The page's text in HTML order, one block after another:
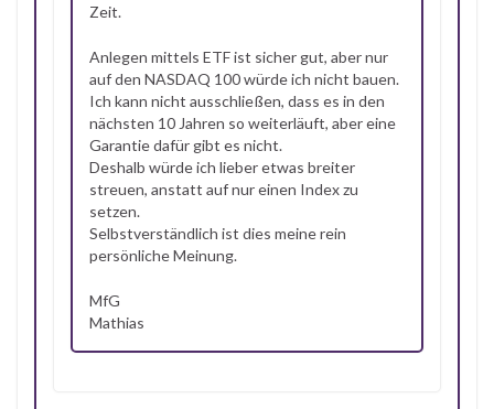
Zeit.
Anlegen mittels ETF ist sicher gut, aber nur
auf den NASDAQ 100 würde ich nicht bauen.
Ich kann nicht ausschließen, dass es in den
nächsten 10 Jahren so weiterläuft, aber eine
Garantie dafür gibt es nicht.
Deshalb würde ich lieber etwas breiter
streuen, anstatt auf nur einen Index zu
setzen.
Selbstverständlich ist dies meine rein
persönliche Meinung.
MfG
Mathias